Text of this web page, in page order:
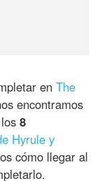
enThe
encontramos
los8
Hyrule y
cómo llegar al